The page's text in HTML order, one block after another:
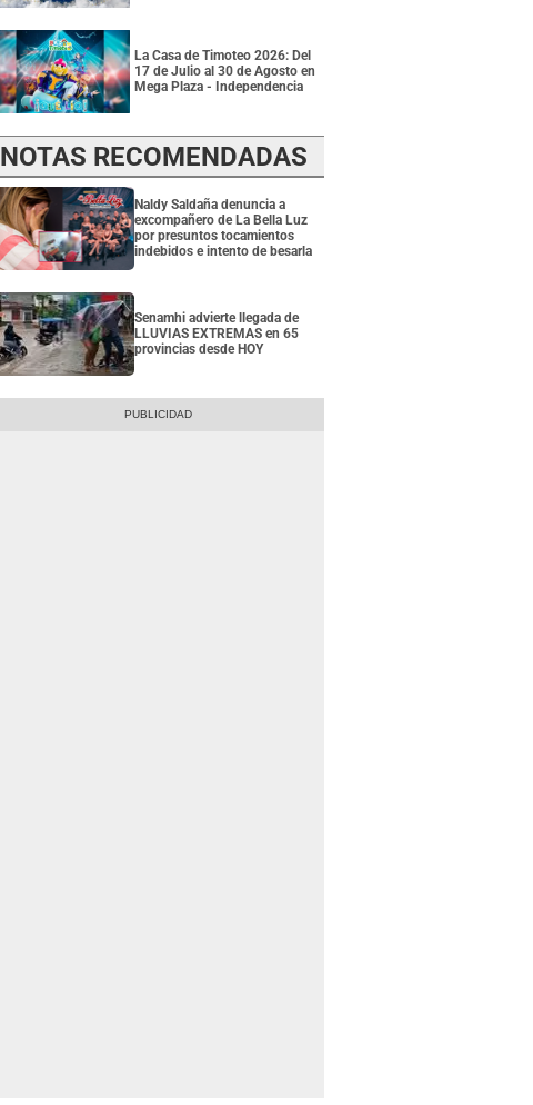
La Casa de Timoteo 2026: Del
17 de Julio al 30 de Agosto en
Mega Plaza - Independencia
NOTAS RECOMENDADAS
Naldy Saldaña denuncia a
excompañero de La Bella Luz
por presuntos tocamientos
indebidos e intento de besarla
Senamhi advierte llegada de
LLUVIAS EXTREMAS en 65
provincias desde HOY